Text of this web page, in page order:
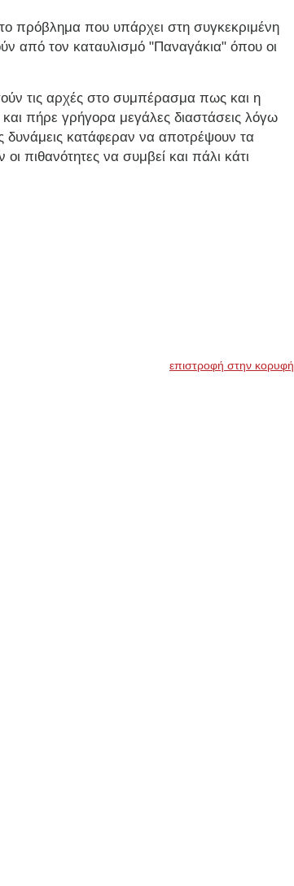
το πρόβλημα που υπάρχει στη συγκεκριμένη
από τον καταυλισμό "Παναγάκια" όπου οι
τις αρχές στο συμπέρασμα πως και η
πήρε γρήγορα μεγάλες διαστάσεις λόγω
δυνάμεις κατάφεραν να αποτρέψουν τα
πιθανότητες να συμβεί και πάλι κάτι
επιστροφή στην κορυφή